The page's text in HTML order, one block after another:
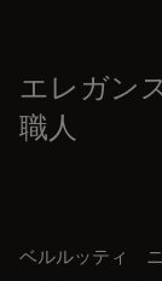
エレガン
職人
ベルルッティ